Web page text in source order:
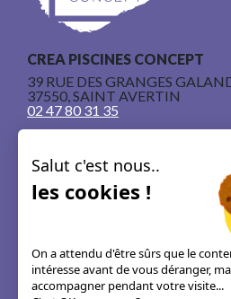
CREA PISCINES CONCEPT
39 RUE DES GRANGES
37550, SAINT AVERTIN
02 47 80 31 35
Le concept
Les guides & astuces
Salut c'est nous..
les cookies !
On a attendu d'être sûrs que le
intéresse avant de vous déranger,
accompagner pendant votre visite...